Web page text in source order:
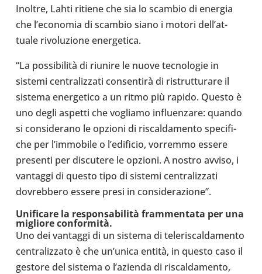
Inoltre, Lahti ritiene che sia lo scambio di energia
che l’e­co­no­mia di scambio siano i motori del­l’at­
tuale rivo­lu­zione ener­ge­tica.
“La possibilità di riunire le nuove tec­no­lo­gie in
sistemi cen­tra­liz­zati consentirà di ristrut­tu­rare il
sistema ener­ge­tico a un ritmo più rapido. Questo è
uno degli aspetti che vogliamo influen­zare: quando
si con­si­de­rano le opzioni di riscal­da­mento spe­ci­fi­
che per l’im­mo­bile o l’e­di­fi­cio, vor­remmo essere
pre­senti per discu­tere le opzioni. A nostro avviso, i
van­taggi di questo tipo di sistemi cen­tra­liz­zati
dovreb­bero essere presi in con­si­de­ra­zione”.
Uni­fi­care la responsabilità fram­men­tata per una
migliore conformità.
Uno dei van­taggi di un sistema di tele­ri­scal­da­mento
cen­tra­liz­zato è che un’u­nica entità, in questo caso il
gestore del sistema o l’a­zienda di riscal­da­mento,